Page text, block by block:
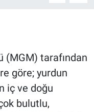
(MGM) tarafından
göre; yurdun
iç ve doğu
bulutlu,